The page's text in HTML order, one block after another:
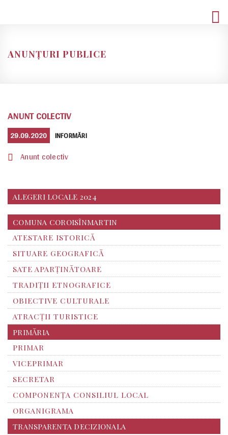
ANUNȚURI PUBLICE
ANUNT COLECTIV
POSTED
ON
29.09.2020 CATEGORIES
INFORMĂRI
Anunt colectiv
ALEGERI LOCALE 2024
COMUNA COROISÎNMARTIN
ATESTARE ISTORICĂ
SITUARE GEOGRAFICĂ
SATE APARȚINĂTOARE
TRADIȚII ETNOGRAFICE
OBIECTIVE CULTURALE
ATRACȚII TURISTICE
PRIMĂRIA
PRIMAR
VICEPRIMAR
SECRETAR
COMPONENȚA CONSILIUL LOCAL
ORGANIGRAMA
TRANSPARENTA DECIZIONALA